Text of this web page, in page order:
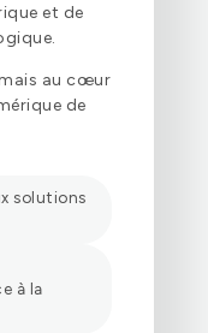
et de
au cœur
de
solutions
à la